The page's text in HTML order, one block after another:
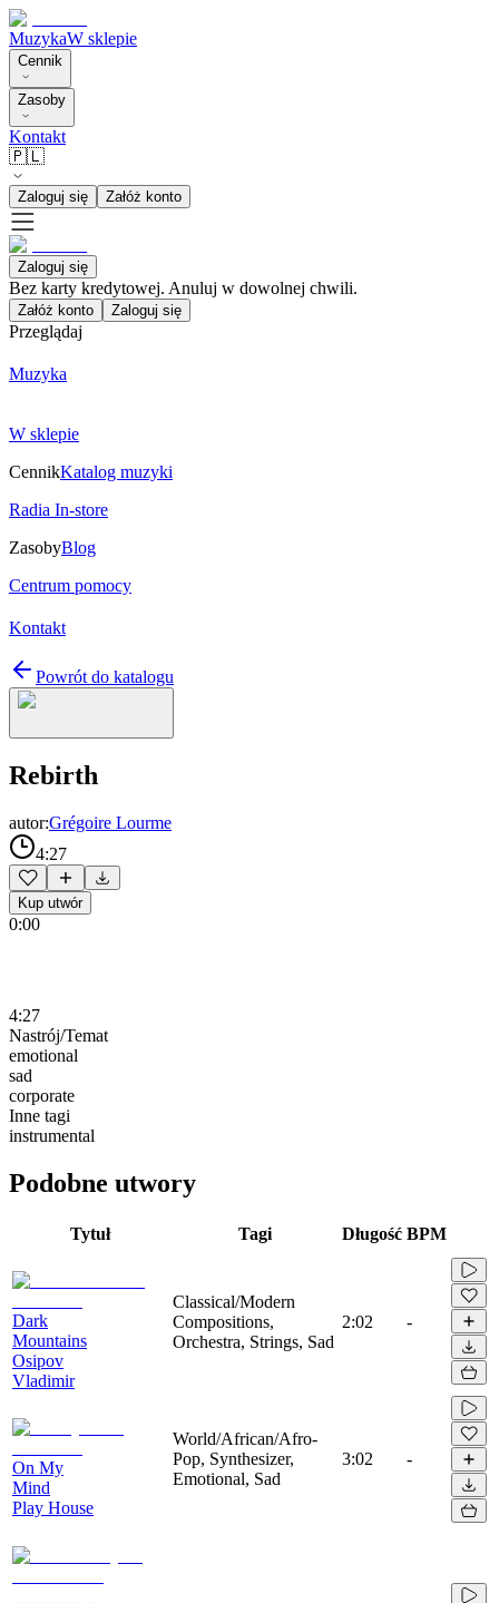
MuzykaW sklepie
Cennik
Zasoby
Kontakt
🇵🇱
Zaloguj się Załóż konto
Zaloguj się
Bez karty kredytowej. Anuluj w dowolnej chwili.
Załóż konto Zaloguj się
Przeglądaj
Muzyka
W sklepie
CennikKatalog muzyki
Radia In-store
ZasobyBlog
Centrum pomocy
Kontakt
Powrót do katalogu
Rebirth
autor:Grégoire Lourme
4:27
Kup utwór
0:00
4:27
Nastrój/Temat
emotional
sad
corporate
Inne tagi
instrumental
Podobne utwory
Tytuł Tagi Długość BPM
Dark
Mountains
Osipov
Vladimir
Classical/Modern
Compositions,
Orchestra, Strings, Sad
2:02 -
On My
Mind
Play House
World/African/Afro-
Pop, Synthesizer,
Emotional, Sad
3:02 -